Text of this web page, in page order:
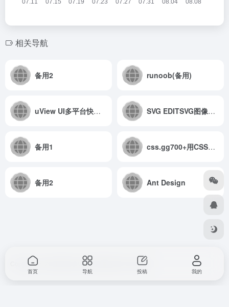
相关导航
备用2 runoob(备用)
uView UI多平台快速开发的UI框架 SVG EDITSVG图像绘制及编辑
备用1 css.gg700+用CSS做的图标
备用2 Ant Design
Copyright © 2026 857设计浙ICP备2025146168号
首页 导航 投稿 我的